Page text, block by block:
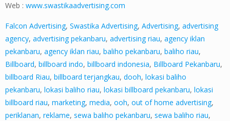
Web : www.swastikaadvertising.com
Falcon Advertising, Swastika Advertising, Advertising, advertising
agency, advertising pekanbaru, advertising riau, agency iklan
pekanbaru, agency iklan riau, baliho pekanbaru, baliho riau,
Billboard, billboard indo, billboard indonesia, Billboard Pekanbaru,
billboard Riau, billboard terjangkau, dooh, lokasi baliho
pekanbaru, lokasi baliho riau, lokasi billboard pekanbaru, lokasi
billboard riau, marketing, media, ooh, out of home advertising,
periklanan, reklame, sewa baliho pekanbaru, sewa baliho riau,